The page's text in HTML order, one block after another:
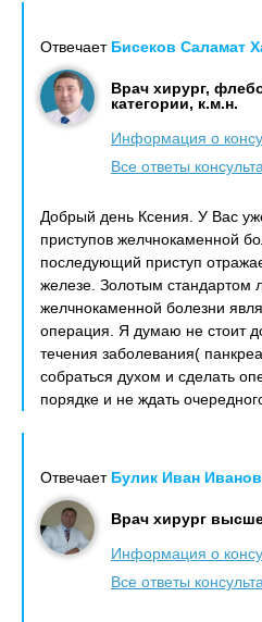
Отвечает Бисеков Саламат
Врач хирург,
категории, к.м.н.
Информация о
Все ответы
Добрый день Ксения. У Вас
приступов желчнокаменной
последующий приступ
железе. Золотым стандартом
желчнокаменной болезни
операция. Я думаю не стоит
течения заболевания(
собраться духом и сделать
порядке и не ждать
Отвечает Булик Иван
Врач хирург
Информация о
Все ответы